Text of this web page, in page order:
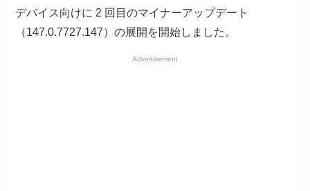
デバイス向けに 2 回目のマイナーアップデート
（147.0.7727.147）の展開を開始しました。
Advertisement